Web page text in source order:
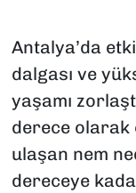
Antalya’da
dalgası ve
yaşamı
derece olarak
ulaşan nem
dereceye